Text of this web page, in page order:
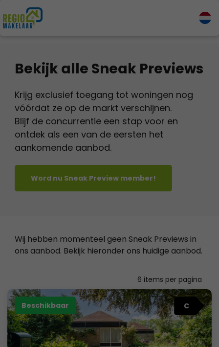
Bekijk alle Sneak Previews
Krijg exclusief toegang tot woningen nog
vóórdat ze op de markt verschijnen.
Blijf de concurrentie een stap voor en
ontdek als een van de eersten het
aankomende aanbod.
Word nu Sneak Preview member!
Wij hebben momenteel geen Sneak Previews in
ons aanbod. Bekijk hieronder ons huidige aanbod.
6 items per pagina
C
Beschikbaar